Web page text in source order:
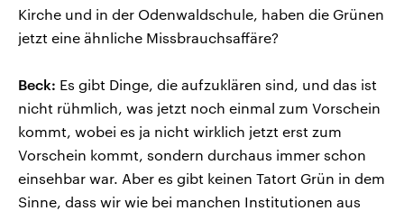
Kirche und in der Odenwaldschule, haben die Grünen
jetzt eine ähnliche Missbrauchsaffäre?
Beck: Es gibt Dinge, die aufzuklären sind, und das ist
nicht rühmlich, was jetzt noch einmal zum Vorschein
kommt, wobei es ja nicht wirklich jetzt erst zum
Vorschein kommt, sondern durchaus immer schon
einsehbar war. Aber es gibt keinen Tatort Grün in dem
Sinne, dass wir wie bei manchen Institutionen aus